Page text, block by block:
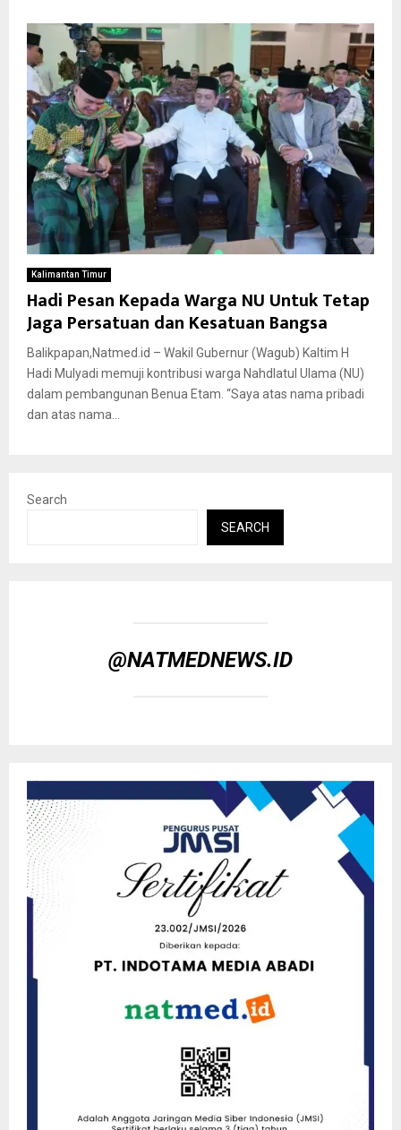
Kalimantan Timur
Hadi Pesan Kepada Warga NU Untuk Tetap
Jaga Persatuan dan Kesatuan Bangsa
Balikpapan,Natmed.id – Wakil Gubernur (Wagub) Kaltim H
Hadi Mulyadi memuji kontribusi warga Nahdlatul Ulama (NU)
dalam pembangunan Benua Etam. “Saya atas nama pribadi
dan atas nama...
Search
SEARCH
@NATMEDNEWS.ID